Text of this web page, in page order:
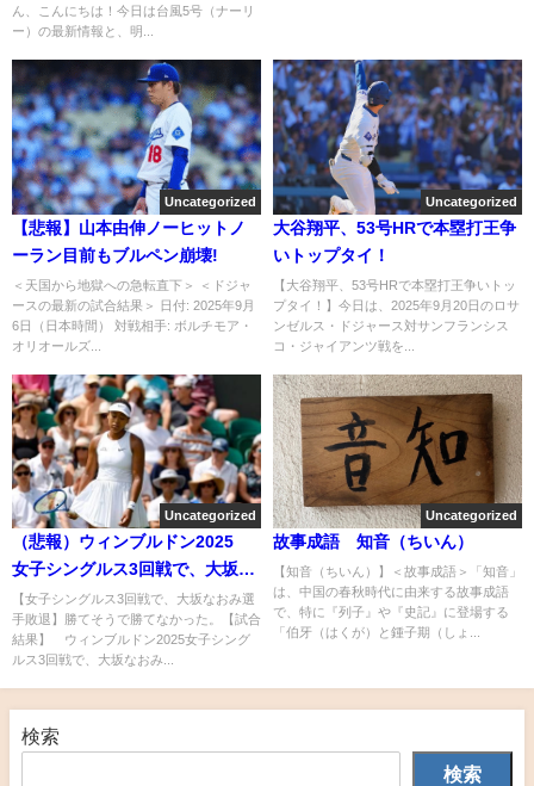
ん、こんにちは！今日は台風5号（ナーリ
ー）の最新情報と、明...
Uncategorized
【悲報】山本由伸ノーヒットノ
ーラン目前もブルペン崩壊!
＜天国から地獄への急転直下＞ ＜ドジャ
ースの最新の試合結果＞ 日付: 2025年9月
6日（日本時間） 対戦相手: ボルチモア・
オリオールズ...
Uncategorized
大谷翔平、53号HRで本塁打王争
いトップタイ！
【大谷翔平、53号HRで本塁打王争いトッ
プタイ！】今日は、2025年9月20日のロサ
ンゼルス・ドジャース対サンフランシス
コ・ジャイアンツ戦を...
Uncategorized
（悲報）ウィンブルドン2025
女子シングルス3回戦で、大坂な
おみ選手敗退
【女子シングルス3回戦で、大坂なおみ選
手敗退】勝てそうで勝てなかった。【試合
結果】 ウィンブルドン2025女子シング
ルス3回戦で、大坂なおみ...
Uncategorized
故事成語 知音（ちいん）
【知音（ちいん）】＜故事成語＞「知音」
は、中国の春秋時代に由来する故事成語
で、特に『列子』や『史記』に登場する
「伯牙（はくが）と鍾子期（しょ...
検索
検索